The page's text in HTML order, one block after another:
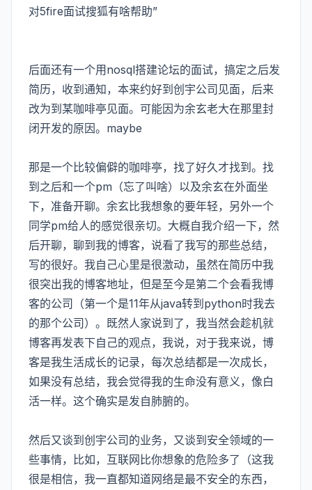
对5fire面试搜狐有啥帮助”
后面还有一个用nosql搭建论坛的面试，搞定之后发
简历，收到通知，本来约好到创宇公司见面，后来
改为到某咖啡亭见面。可能因为余玄老大在那里封
闭开发的原因。maybe
那是一个比较偏僻的咖啡亭，找了好久才找到。找
到之后和一个pm（忘了叫啥）以及余玄在外面坐
下，准备开聊。余玄比我想象的要年轻，另外一个
同学pm给人的感觉很亲切。大概自我介绍一下，然
后开聊，聊到我的博客，说看了我写的那些总结，
写的很好。我自己心里是很激动，虽然在简历中我
很突出我的博客地址，但是至今是第二个会看我博
客的公司（第一个是11年从java转到python时我去
的那个公司）。既然人家说到了，我当然会趁机就
博客再发表下自己的观点，我说，对于我来说，博
客是我生活成长的记录，每次总结都是一次成长，
如果没有总结，我会觉得我的生命没有意义，像白
活一样。这个确实是发自肺腑的。
然后又谈到创宇公司的业务，又谈到安全领域的一
些事情，比如，互联网比你想象的危险多了（这我
很是相信，我一直都知道网络是最不安全的东西，